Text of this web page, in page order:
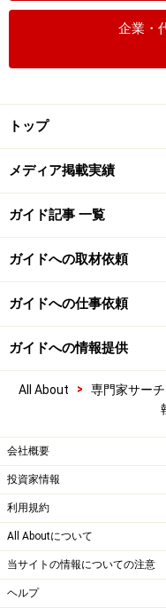
企業・
トップ
メディア掲載実績
ガイド記事 一覧
ガイドへの取材依頼
ガイドへの仕事依頼
ガイドへの情報提供
All About > 専門家サーチ
会社概要
投資家情報
利用規約
All Aboutについて
当サイトの情報についての注意
ヘルプ